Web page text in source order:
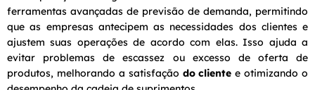
ferramentas avançadas de previsão de demanda, permitindo
que as empresas antecipem as necessidades dos clientes e
ajustem suas operações de acordo com elas. Isso ajuda a
evitar problemas de escassez ou excesso de oferta de
produtos, melhorando a satisfação do cliente e otimizando o